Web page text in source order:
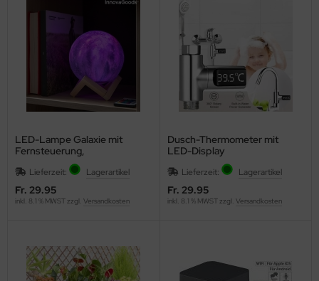
LED-Lampe Galaxie mit
Fernsteuerung,
wiederaufladbar
Lieferzeit: Lagerartikel
Fr. 29.95
inkl. 8.1 % MWST zzgl. Versandkosten
Dusch-Thermometer mit
LED-Display
Lieferzeit: Lagerartikel
Fr. 29.95
inkl. 8.1 % MWST zzgl. Versandkosten